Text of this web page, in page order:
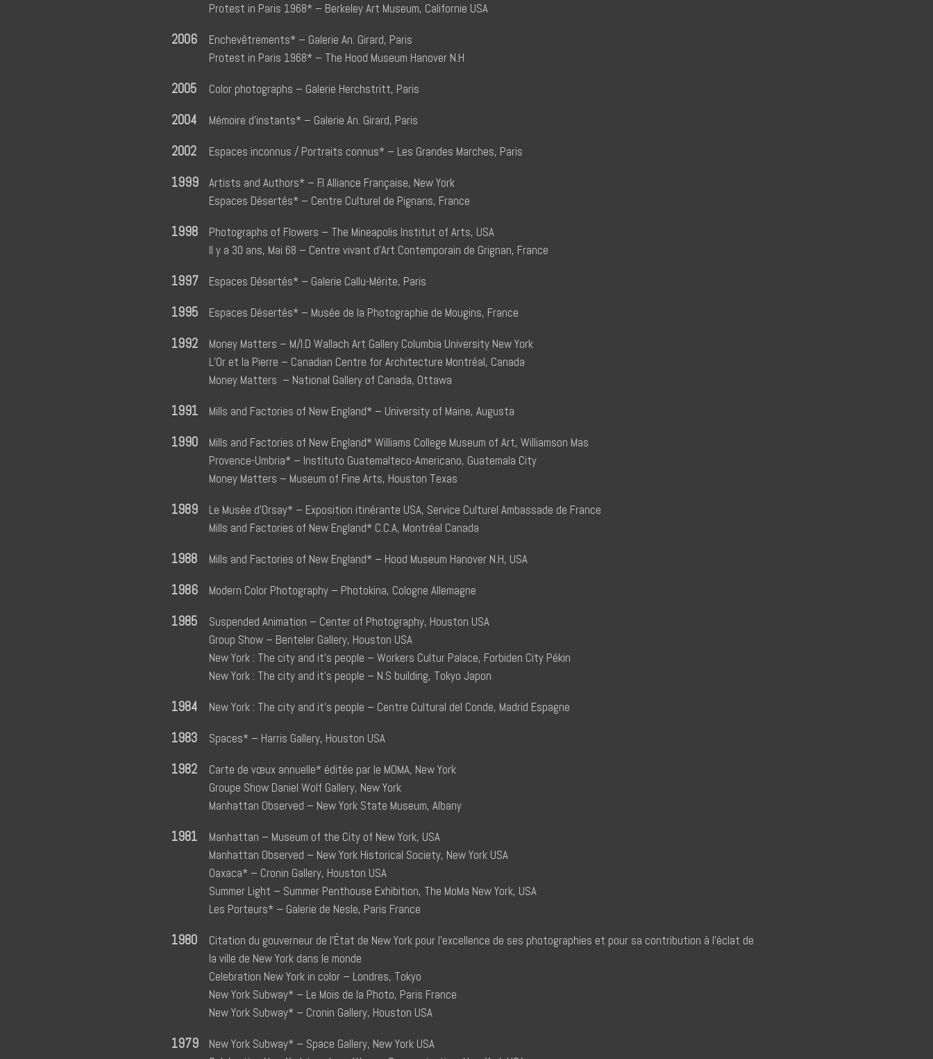
Protest in Paris 1968* – Berkeley Art Museum, Californie USA
2006
Enchevêtrements* – Galerie An. Girard, Paris
Protest in Paris 1968* – The Hood Museum Hanover N.H
2005 Color photographs – Galerie Herchstritt, Paris
2004 Mémoire d’instants* – Galerie An. Girard, Paris
2002 Espaces inconnus / Portraits connus* – Les Grandes Marches, Paris
1999
Artists and Authors* – F.I Alliance Française, New York
Espaces Désertés* – Centre Culturel de Pignans, France
1998
Photographs of Flowers – The Mineapolis Institut of Arts, USA
Il y a 30 ans, Mai 68 – Centre vivant d’Art Contemporain de Grignan, France
1997 Espaces Désertés* – Galerie Callu-Mérite, Paris
1995 Espaces Désertés* – Musée de la Photographie de Mougins, France
1992
Money Matters – M/I.D Wallach Art Gallery Columbia University New York
L’Or et la Pierre – Canadian Centre for Architecture Montréal, Canada
Money Matters – National Gallery of Canada, Ottawa
1991 Mills and Factories of New England* – University of Maine, Augusta
1990
Mills and Factories of New England* Williams College Museum of Art, Williamson Mas
Provence-Umbria* – Instituto Guatemalteco-Americano, Guatemala City
Money Matters – Museum of Fine Arts, Houston Texas
1989
Le Musée d’Orsay* – Exposition itinérante USA, Service Culturel Ambassade de France
Mills and Factories of New England* C.C.A, Montréal Canada
1988 Mills and Factories of New England* – Hood Museum Hanover N.H, USA
1986 Modern Color Photography – Photokina, Cologne Allemagne
1985
Suspended Animation – Center of Photography, Houston USA
Group Show – Benteler Gallery, Houston USA
New York : The city and it’s people – Workers Cultur Palace, Forbiden City Pékin
New York : The city and it’s people – N.S building, Tokyo Japon
1984 New York : The city and it’s people – Centre Cultural del Conde, Madrid Espagne
1983 Spaces* – Harris Gallery, Houston USA
1982
Carte de vœux annuelle* éditée par le MOMA, New York
Groupe Show Daniel Wolf Gallery, New York
Manhattan Observed – New York State Museum, Albany
1981
Manhattan – Museum of the City of New York, USA
Manhattan Observed – New York Historical Society, New York USA
Oaxaca* – Cronin Gallery, Houston USA
Summer Light – Summer Penthouse Exhibition, The MoMa New York, USA
Les Porteurs* – Galerie de Nesle, Paris France
1980
Citation du gouverneur de l’État de New York pour l’excellence de ses photographies et pour sa contribution à l’éclat de
la ville de New York dans le monde
Celebration New York in color – Londres, Tokyo
New York Subway* – Le Mois de la Photo, Paris France
New York Subway* – Cronin Gallery, Houston USA
1979
New York Subway* – Space Gallery, New York USA